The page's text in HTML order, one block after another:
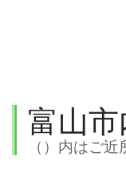
富山
（）内はご